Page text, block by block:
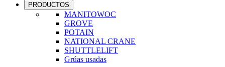
PRODUCTOS
MANITOWOC
GROVE
POTAIN
NATIONAL CRANE
SHUTTLELIFT
Grúas usadas